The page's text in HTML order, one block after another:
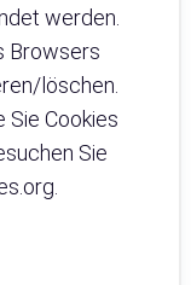
werden.
Browsers
löschen.
Sie Cookies
Sie